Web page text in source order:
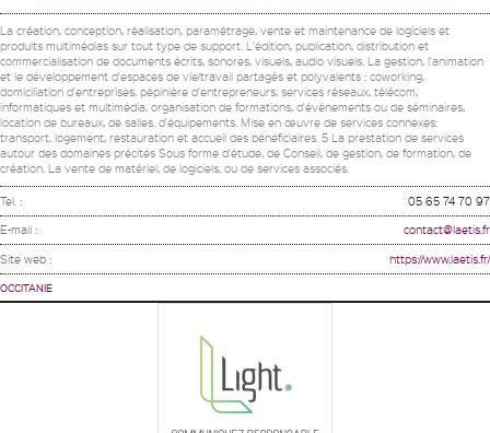
La création, conception, réalisation, paramétrage, vente et maintenance de logiciels et
produits multimédias sur tout type de support. L'édition, publication, distribution et
commercialisation de documents écrits, sonores, visuels, audio visuels. La gestion, l'animation
et le développement d'espaces de vie/travail partagés et polyvalents : coworking,
domiciliation d'entreprises, pépinière d'entrepreneurs, services réseaux, télécom,
informatiques et multimédia, organisation de formations, d'événements ou de séminaires,
location de bureaux, de salles. d'équipements. Mise en œuvre de services connexes:
transport, logement, restauration et accueil des bénéficiaires. 5 La prestation de services
autour des domaines précités Sous forme d'étude, de Conseil, de gestion, de formation, de
création. La vente de matériel, de logiciels, ou de services associés.
Tel. : 05 65 74 70 97
E-mail : contact@laetis.fr
Site web : https://www.laetis.fr/
OCCITANIE